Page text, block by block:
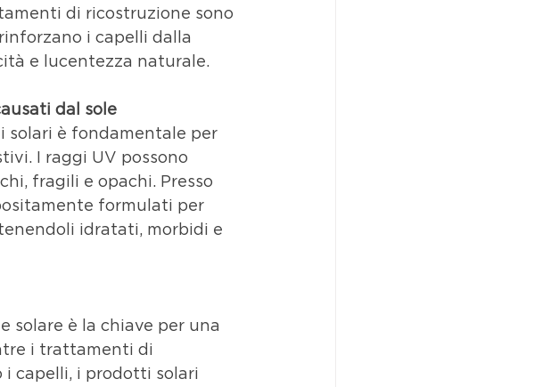
di ricostruzione sono
i capelli dalla
e lucentezza naturale.
dal sole
solari è fondamentale per
I raggi UV possono
fragili e opachi. Presso
formulati per
idratati, morbidi e
solare è la chiave per una
i trattamenti di
capelli, i prodotti solari